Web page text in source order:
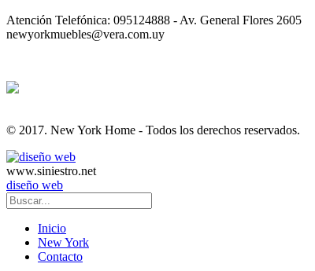
Atención Telefónica: 095124888 - Av. General Flores 2605
newyorkmuebles@vera.com.uy
© 2017. New York Home - Todos los derechos reservados.
www.siniestro.net
diseño web
Inicio
New York
Contacto